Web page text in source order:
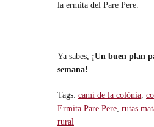
la ermita del Pare Pere.
Ya sabes, ¡Un buen plan
semana!
Tags: camí de la colònia,
Ermita Pare Pere, rutas
rural